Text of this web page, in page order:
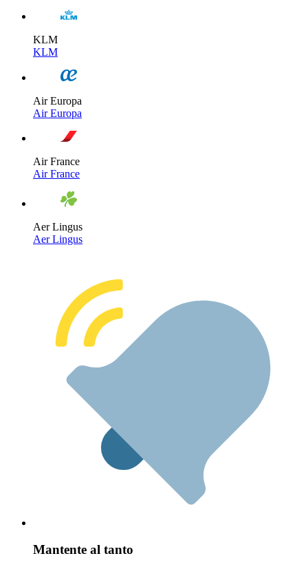
KLM
KLM
Air Europa
Air Europa
Air France
Air France
Aer Lingus
Aer Lingus
Mantente al tanto